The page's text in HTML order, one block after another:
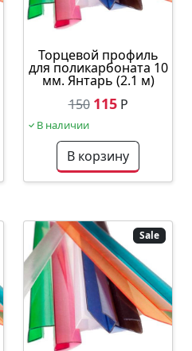
Торцевой профиль
для поликарбоната 10
мм. Янтарь (2.1 м)
150 115Р
В наличии
В корзину
Sale